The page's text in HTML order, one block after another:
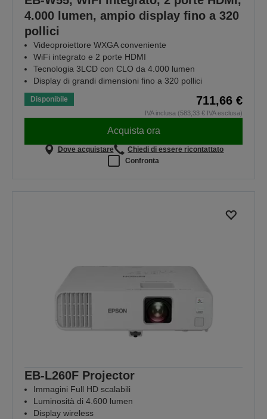
4.000 lumen, ampio display fino a 320
pollici
Videoproiettore WXGA conveniente
WiFi integrato e 2 porte HDMI
Tecnologia 3LCD con CLO da 4.000 lumen
Display di grandi dimensioni fino a 320 pollici
Disponibile 711,66 €
IVA inclusa (583,33 € IVA esclusa)
Acquista ora
Dove acquistare
Chiedi di essere ricontattato
Confronta
EB-L260F Projector
Immagini Full HD scalabili
Luminosità di 4.600 lumen
Display wireless